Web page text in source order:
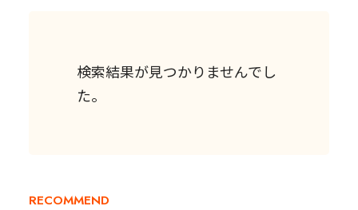
検索結果が見つかりませんでし
た。
RECOMMEND